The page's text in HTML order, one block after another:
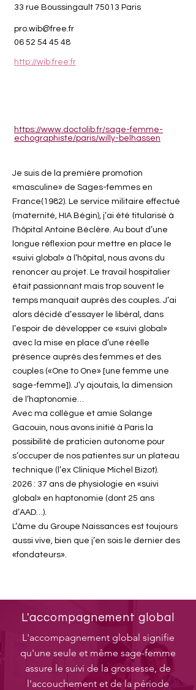
33 rue Boussingault 75013 Paris
pro.wib@free.fr
06 52 54 45 48
http://wib.free.fr
https://www.doctolib.fr/sage-femme-
echographiste/paris/willy-belhassen
Je suis de la première promotion
«masculine» de Sages-femmes en
France(1982). Le service militaire effectué
(maternité, HIA Bégin), j’ai été titularisé à
l’hôpital Antoine Béclère. Au bout d’une
longue réflexion pour mettre en place le
«suivi global» à l’hôpital, nous avons du
renoncer au projet. Le travail hospitalier
était passionnant mais trop souvent le
temps manquait auprès des couples. J’ai
alors décidé d’essayer le libéral, dans
l’espoir de développer ce «suivi global»
avec la mise en place d’une réelle
présence auprès des femmes et des
couples («One to One» [une femme une
sage-femme]). J’y ajoutais, la dimension
de l’haptonomie…
Avec ma collègue et amie Solange
Gacouin, nous avons initié à Paris la
possibilité de praticien autonome pour
s’occuper de nos patientes sur un plateau
technique (l’ex Clinique Michel Bizot).
2026 : 37 ans de physiologie en «suivi
global» en haptonomie (dont 25 ans
d’AAD…).
L’âme du Groupe Naissances est toujours
aussi vive, bien que j’en sois le dernier des
«fondateurs».
L'accompagnement global
L'accompagnement global signifie
qu'une seule et même sage-femme
assure le suivi de la grossesse, de
l'accouchement et de la période